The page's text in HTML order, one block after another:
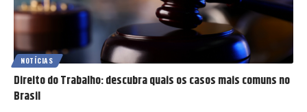
NOTÍCIAS
Direito do Trabalho: descubra quais os casos mais comuns no
Brasil